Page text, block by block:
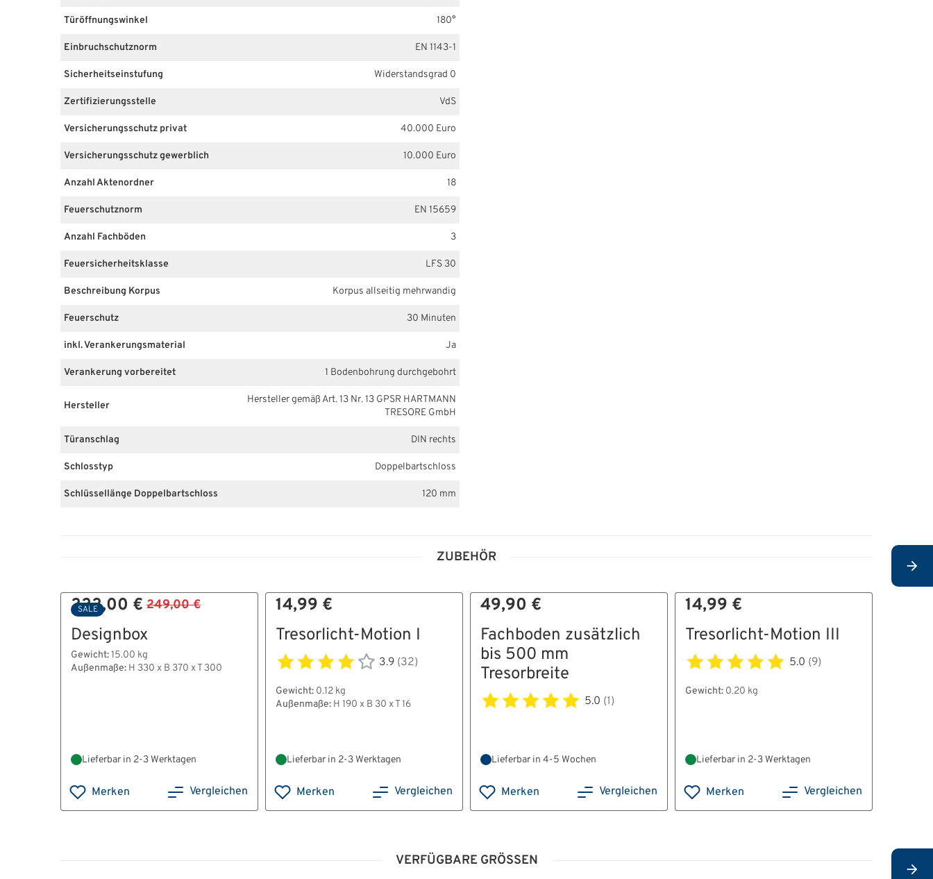
Türöffnungswinkel 180°
Einbruchschutznorm EN 1143-1
Sicherheitseinstufung Widerstandsgrad 0
Zertifizierungsstelle VdS
Versicherungsschutz privat 40.000 Euro
Versicherungsschutz gewerblich 10.000 Euro
Anzahl Aktenordner 18
Feuerschutznorm EN 15659
Anzahl Fachböden 3
Feuersicherheitsklasse LFS 30
Beschreibung Korpus Korpus allseitig mehrwandig
Feuerschutz 30 Minuten
inkl. Verankerungsmaterial Ja
Verankerung vorbereitet 1 Bodenbohrung durchgebohrt
Hersteller
Hersteller gemäß Art. 13 Nr. 13 GPSR HARTMANN
TRESORE GmbH
Türanschlag DIN rechts
Schlosstyp Doppelbartschloss
Schlüssellänge Doppelbartschloss 120 mm
ZUBEHÖR
SALE
222,00 € 249,00 €
Designbox
Gewicht:15.00 kg
Außenmaße: H 330 x B 370 x T 300
Lieferbar in 2-3 Werktagen
Merken Vergleichen
14,99 €
Tresorlicht-Motion I
3.9 (32)
Gewicht: 0.12 kg
Außenmaße: H 190 x B 30 x T 16
Lieferbar in 2-3 Werktagen
Merken Vergleichen
49,90 €
Fachboden zusätzlich
bis 500 mm
Tresorbreite
5.0 (1)
Lieferbar in 4-5 Wochen
Merken Vergleichen
14,99 €
Tresorlicht-Motion III
5.0 (9)
Gewicht: 0.20 kg
Lieferbar in 2-3 Werktagen
Merken Vergleichen
VERFÜGBARE GRÖSSEN